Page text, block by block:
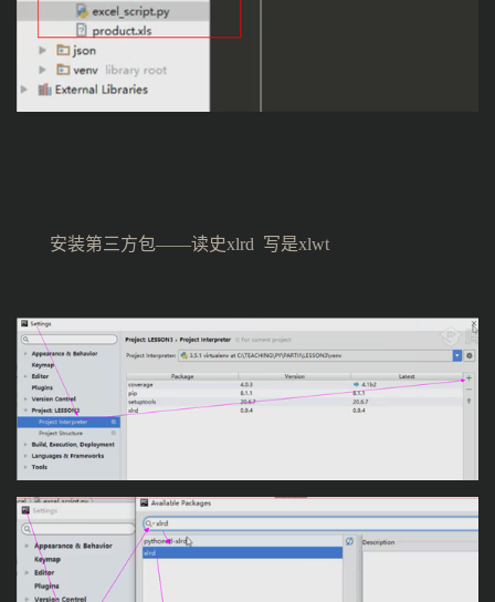
安装第三方包——读史xlrd 写是xlwt